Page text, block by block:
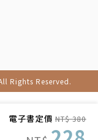
電子書定價 NT$ 380
就，
你的聲勢、放大世
己
歡你
眾產生連結
萬信徒
Rights Reserved.